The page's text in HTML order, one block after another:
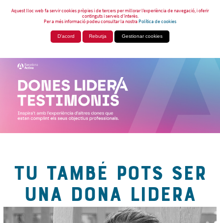
Aquest lloc web fa servir cookies pròpies i de tercers per millorar l’experiència de navegació, i oferir
continguts i serveis d’interès.
Per a més informació podeu consultar la nostraPolítica de cookies
D'acord Rebutja Gestionar cookies
TU TAMBÉ POTS SER
UNA DONA LIDERA